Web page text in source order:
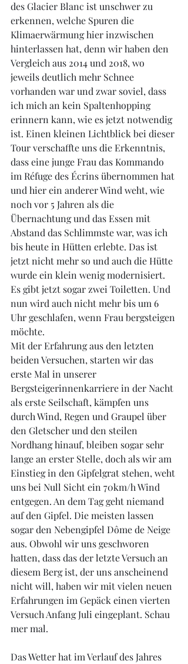
des Glacier Blanc ist unschwer zu
erkennen, welche Spuren die
Klimaerwärmung hier inzwischen
hinterlassen hat, denn wir haben den
Vergleich aus 2014 und 2018, wo
jeweils deutlich mehr Schnee
vorhanden war und zwar soviel, dass
ich mich an kein Spaltenhopping
erinnern kann, wie es jetzt notwendig
ist. Einen kleinen Lichtblick bei dieser
Tour verschaffte uns die Erkenntnis,
dass eine junge Frau das Kommando
im Réfuge des Écrins übernommen hat
und hier ein anderer Wind weht, wie
noch vor 5 Jahren als die
Übernachtung und das Essen mit
Abstand das Schlimmste war, was ich
bis heute in Hütten erlebte. Das ist
jetzt nicht mehr so und auch die Hütte
wurde ein klein wenig modernisiert.
Es gibt jetzt sogar zwei Toiletten. Und
nun wird auch nicht mehr bis um 6
Uhr geschlafen, wenn Frau bergsteigen
möchte.
Mit der Erfahrung aus den letzten
beiden Versuchen, starten wir das
erste Mal in unserer
Bergsteigerinnenkarriere in der Nacht
als erste Seilschaft, kämpfen uns
durch Wind, Regen und Graupel über
den Gletscher und den steilen
Nordhang hinauf, bleiben sogar sehr
lange an erster Stelle, doch als wir am
Einstieg in den Gipfelgrat stehen, weht
uns bei Null Sicht ein 70km/h Wind
entgegen. An dem Tag geht niemand
auf den Gipfel. Die meisten lassen
sogar den Nebengipfel Dôme de Neige
aus. Obwohl wir uns geschworen
hatten, dass das der letzte Versuch an
diesem Berg ist, der uns anscheinend
nicht will, haben wir mit vielen neuen
Erfahrungen im Gepäck einen vierten
Versuch Anfang Juli eingeplant. Schau
mer mal.
Das Wetter hat im Verlauf des Jahres